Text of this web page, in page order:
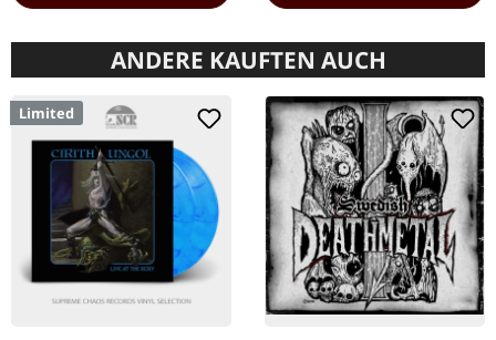
ANDERE KAUFTEN AUCH
Limited